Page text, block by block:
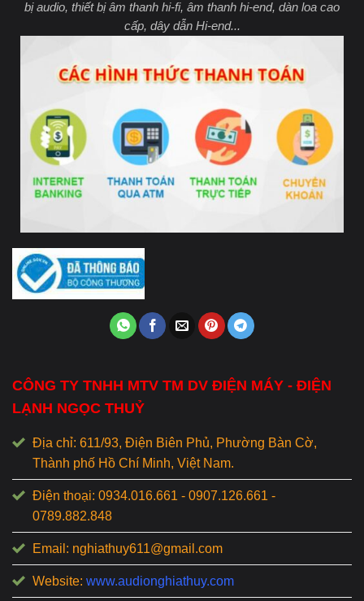
bị audio, thiết bị âm thanh hi-fi, âm thanh hi-end, dàn loa cao
cấp, dây dẫn Hi-end...
CÔNG TY TNHH MTV TM DV ĐIỆN MÁY - ĐIỆN
LẠNH NGỌC THUỶ
Địa chỉ: 611/93, Điện Biên Phủ, Phường Bàn Cờ,
Thành phố Hồ Chí Minh, Việt Nam.
Điện thoại: 0934.016.661 - 0907.126.661 -
0789.882.848
Email: nghiathuy611@gmail.com
Website: www.audionghiathuy.com